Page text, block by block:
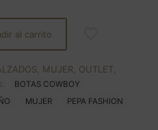
al carrito
MUJER OUTLET
BOTAS COWBOY
MUJER
PEPA FASHION